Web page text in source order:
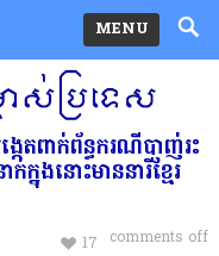
MENU
កេតពាក់ព័ន្ធករណីបាញ់រះ
ងនោះមាននារីខ្មែរ
comments off
17